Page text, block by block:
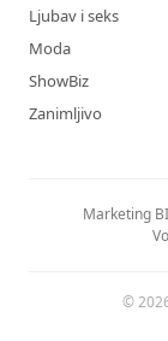
Ljubav i seks
Moda
ShowBiz
Zanimljivo
Marketing
©